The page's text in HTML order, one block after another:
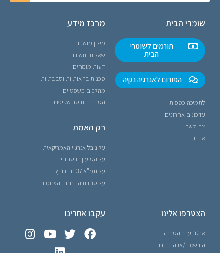
שומרי הבית
תורמים לשומרי
הבית
הפורום לאנרגיה נקיה
לתמיכה כספית
עדכונים אחרונים
צרו קשר
אודות
מרכז מידע
מילון מושגים
שאלות ותשובות
דעות מומחים
סכנות בריאותיות וסביבתיות
מהלכים משפטיים
הסתרה וחוסר שקיפות
רק האמת
על נובל אנרג'י האמריקאית
על הטיעון הבטחוני
על תמ"א 37 ח' ובג"ץ
על סגירת התחנות הפחמיות
הצטרפו אלינו
ארגנו ערב הסברה
הירשמו ו/או התנדבו
עקבו אחרינו